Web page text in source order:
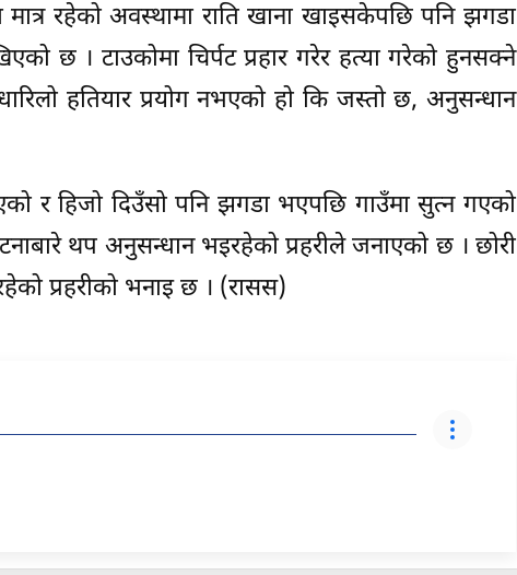
रहेको अवस्थामा राति खाना खाइसकेपछि पनि झगडा
छ । टाउकोमा चिर्पट प्रहार गरेर हत्या गरेको हुनसक्ने
हतियार प्रयोग नभएको हो कि जस्तो छ, अनुसन्धान
र हिजो दिउँसो पनि झगडा भएपछि गाउँमा सुत्न गएको
थप अनुसन्धान भइरहेको प्रहरीले जनाएको छ । छोरी
प्रहरीको भनाइ छ । (रासस)